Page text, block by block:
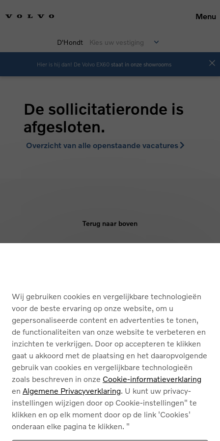
Menu
D'Hondt Kies uw vestiging
Hier is hij dan! De Volvo EX60 staat in onze showrooms
De sollicitatieronde is
afgesloten.
Overzicht van alle openstaande vacatures
Terug naar boven
OVER ONS
Nederlands Français
Cookies
Privacybeleid
Juridische info
Wij gebruiken cookies en vergelijkbare technologieën
voor de beste ervaring op onze website, om u
gepersonaliseerde content en advertenties te tonen,
de functionaliteiten van onze website te verbeteren en
inzichten te verkrijgen. Door op accepteren te klikken
gaat u akkoord met de plaatsing en het daaropvolgende
gebruik van cookies en vergelijkbare technologieën
zoals beschreven in onze Cookie-informatieverklaring
en Algemene Privacyverklaring. U kunt uw privacy-
instellingen wijzigen door op Cookie-instellingen" te
klikken en op elk moment door op de link 'Cookies'
onderaan elke pagina te klikken. "